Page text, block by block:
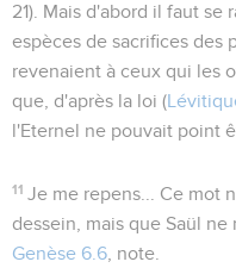
21). Mais d'abord il faut se
espèces de sacrifices des
revenaient à ceux qui les
que, d'après la loi (
l'Eternel ne pouvait point
11 Je me repens...
Ce mot
dessein, mais que Saül
Genèse 6.6 , note.